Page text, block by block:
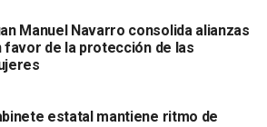
Manuel Navarro consolida alianzas
favor de la protección de las
estatal mantiene ritmo de